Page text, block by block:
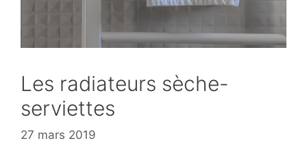
Les radiateurs sèche-
serviettes
27 mars 2019